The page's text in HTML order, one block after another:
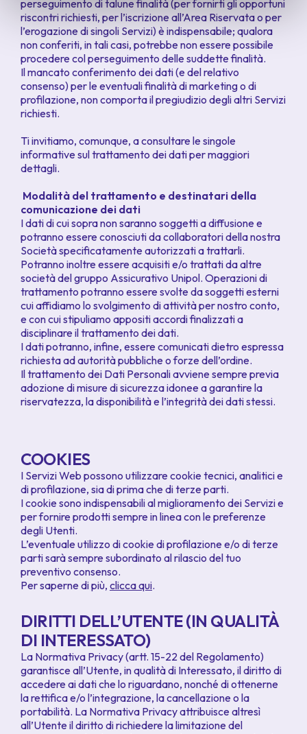
perseguimento di talune finalità (per fornirti gli opportuni
riscontri richiesti, per l’iscrizione all’Area Riservata o per
l’erogazione di singoli Servizi) è indispensabile; qualora
non conferiti, in tali casi, potrebbe non essere possibile
procedere col perseguimento delle suddette finalità.
Il mancato conferimento dei dati (e del relativo
consenso) per le eventuali finalità di marketing o di
profilazione, non comporta il pregiudizio degli altri Servizi
richiesti.
Ti invitiamo, comunque, a consultare le singole
informative sul trattamento dei dati per maggiori
dettagli.
Modalità del trattamento e destinatari della
comunicazione dei dati
I dati di cui sopra non saranno soggetti a diffusione e
potranno essere conosciuti da collaboratori della nostra
Società specificatamente autorizzati a trattarli.
Potranno inoltre essere acquisiti e/o trattati da altre
società del gruppo Assicurativo Unipol. Operazioni di
trattamento potranno essere svolte da soggetti esterni
cui affidiamo lo svolgimento di attività per nostro conto,
e con cui stipuliamo appositi accordi finalizzati a
disciplinare il trattamento dei dati.
I dati potranno, infine, essere comunicati dietro espressa
richiesta ad autorità pubbliche o forze dell’ordine.
Il trattamento dei Dati Personali avviene sempre previa
adozione di misure di sicurezza idonee a garantire la
riservatezza, la disponibilità e l’integrità dei dati stessi.
COOKIES
I Servizi Web possono utilizzare cookie tecnici, analitici e
di profilazione, sia di prima che di terze parti.
I cookie sono indispensabili al miglioramento dei Servizi e
per fornire prodotti sempre in linea con le preferenze
degli Utenti.
L’eventuale utilizzo di cookie di profilazione e/o di terze
parti sarà sempre subordinato al rilascio del tuo
preventivo consenso.
Per saperne di più, clicca qui.
DIRITTI DELL’UTENTE (IN QUALITÀ
DI INTERESSATO)
La Normativa Privacy (artt. 15-22 del Regolamento)
garantisce all’Utente, in qualità di Interessato, il diritto di
accedere ai dati che lo riguardano, nonché di ottenerne
la rettifica e/o l’integrazione, la cancellazione o la
portabilità. La Normativa Privacy attribuisce altresì
all’Utente il diritto di richiedere la limitazione del